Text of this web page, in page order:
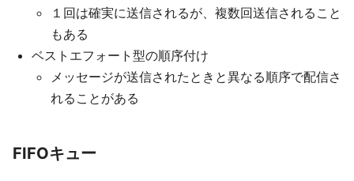
１回は確実に送信されるが、複数回送信されること
もある
ベストエフォート型の順序付け
メッセージが送信されたときと異なる順序で配信さ
れることがある
FIFOキュー